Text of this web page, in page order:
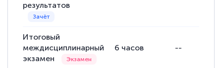
результатов
Итоговый
междисциплинарный
экзамен
6 часов --